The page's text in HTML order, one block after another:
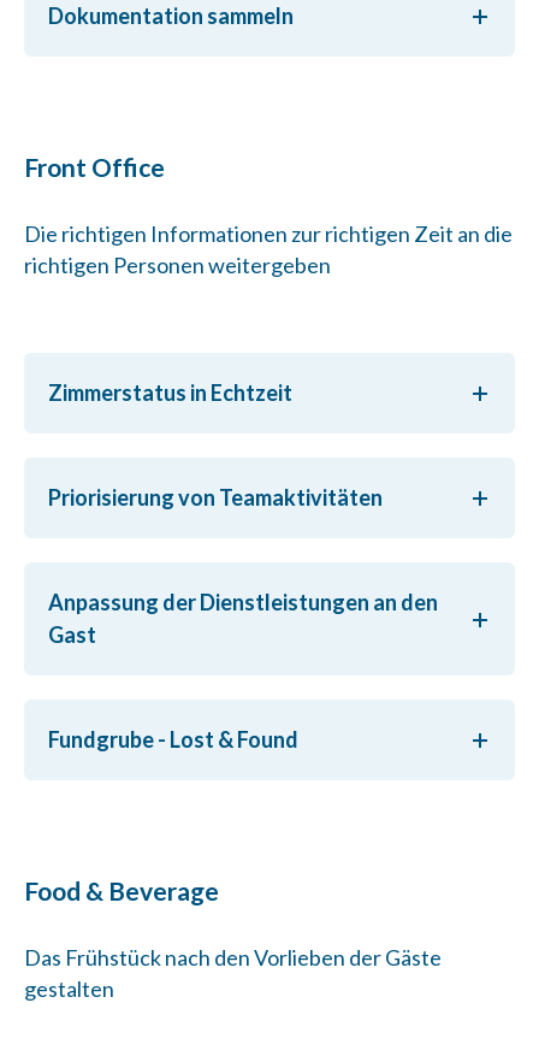
Dokumentation sammeln
Front Office
Die richtigen Informationen zur richtigen Zeit an die
richtigen Personen weitergeben
Zimmerstatus in Echtzeit
Priorisierung von Teamaktivitäten
Anpassung der Dienstleistungen an den
Gast
Fundgrube - Lost & Found
Food & Beverage
Das Frühstück nach den Vorlieben der Gäste
gestalten